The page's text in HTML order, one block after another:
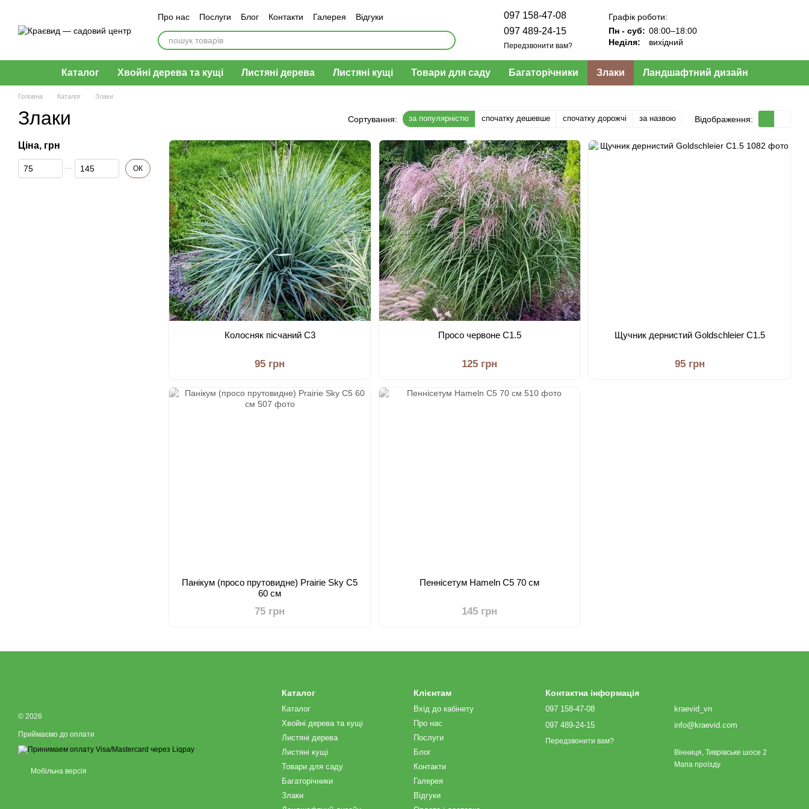
Про нас Послуги Блог Контакти Галерея
Відгуки
Оплата і доставка
Обмін та повернення
097 158-47-08
097 489-24-15
Передзвонити вам?
Графік роботи:
Пн - суб: 08:00–18:00
Неділя:
вихідний
Каталог Хвойні дерева та кущі Листяні дерева Листяні кущі Товари для саду Багаторічники Злаки Ландшафтний дизайн
Головна Каталог Злаки
Злаки Сортування: за популярністю спочатку дешевше спочатку дорожчі за назвою Відображення:
Колосняк пісчаний С3
95 грн
Просо червоне С1.5
125 грн
Щучник дернистий Goldschleier С1.5
95 грн
Панікум (просо прутовидне) Prairie Sky C5
60 см
75 грн
Пеннісетум Hameln C5 70 см
145 грн
Ціна, грн
Від Ціна, грн
До Ціна, грн ОК
© 2026
Приймаємо до оплати
Мобільна версія
Каталог
Каталог
Хвойні дерева та кущі
Листяні дерева
Листяні кущі
Товари для саду
Багаторічники
Злаки
Клієнтам
Вхід до кабінету
Про нас
Послуги
Блог
Контакти
Галерея
Відгуки
Контактна інформація
097 158-47-08
097 489-24-15
Передзвонити вам?
kraevid_vn
info@kraevid.com
Вінниця, Тиврівське шосе 2
Мапа проїзду